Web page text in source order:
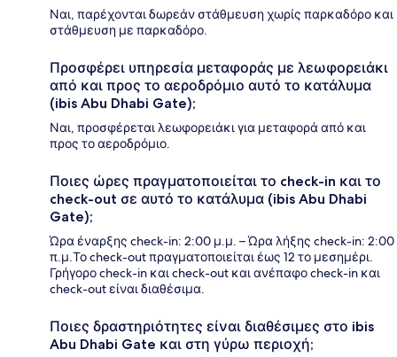
Ναι, παρέχονται δωρεάν στάθμευση χωρίς παρκαδόρο και
στάθμευση με παρκαδόρο.
Προσφέρει υπηρεσία μεταφοράς με λεωφορειάκι
από και προς το αεροδρόμιο αυτό το κατάλυμα
(ibis Abu Dhabi Gate);
Ναι, προσφέρεται λεωφορειάκι για μεταφορά από και
προς το αεροδρόμιο.
Ποιες ώρες πραγματοποιείται το check-in και το
check-out σε αυτό το κατάλυμα (ibis Abu Dhabi
Gate);
Ώρα έναρξης check-in: 2:00 μ.μ. – Ώρα λήξης check-in: 2:00
π.μ.Το check-out πραγματοποιείται έως 12 το μεσημέρι.
Γρήγορο check-in και check-out και ανέπαφο check-in και
check-out είναι διαθέσιμα.
Ποιες δραστηριότητες είναι διαθέσιμες στο ibis
Abu Dhabi Gate και στη γύρω περιοχή;